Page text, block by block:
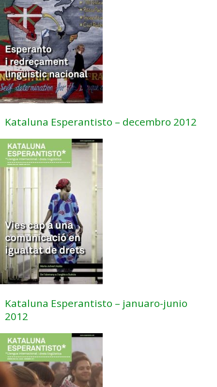
Kataluna Esperantisto – decembro 2012
Kataluna Esperantisto – januaro-junio
2012